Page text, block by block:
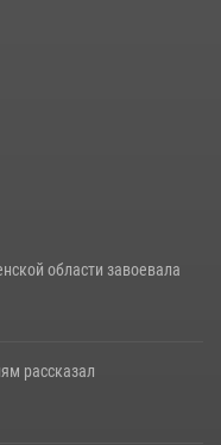
навыки
области завоевала
рассказал